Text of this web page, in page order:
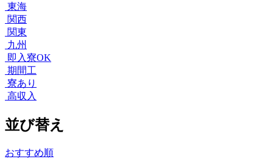
東海
関西
関東
九州
即入寮OK
期間工
寮あり
高収入
並び替え
おすすめ順